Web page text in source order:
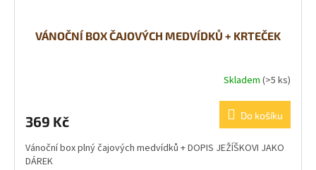
VÁNOČNÍ BOX ČAJOVÝCH MEDVÍDKŮ + KRTEČEK
Skladem (>5 ks)
369 Kč Do košíku
Vánoční box plný čajových medvídků + DOPIS JEŽÍŠKOVI JAKO
DÁREK